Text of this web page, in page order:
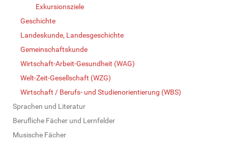
Exkursionsziele
Geschichte
Landeskunde, Landesgeschichte
Gemeinschaftskunde
Wirtschaft-Arbeit-Gesundheit (WAG)
Welt-Zeit-Gesellschaft (WZG)
Wirtschaft / Berufs- und Studienorientierung (WBS)
Sprachen und Literatur
Berufliche Fächer und Lernfelder
Musische Fächer